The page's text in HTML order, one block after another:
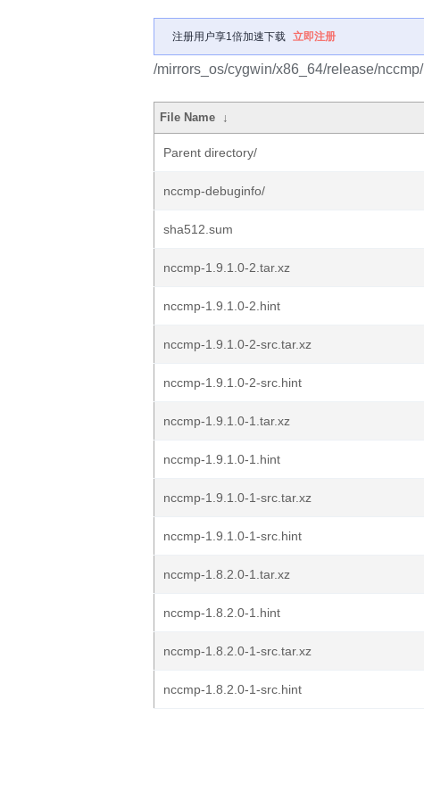
注册用户享1倍加速下载 立即注册
/mirrors_os/cygwin/x86_64/release/nccmp/
File Name ↓
Parent directory/
nccmp-debuginfo/
sha512.sum
nccmp-1.9.1.0-2.tar.xz
nccmp-1.9.1.0-2.hint
nccmp-1.9.1.0-2-src.tar.xz
nccmp-1.9.1.0-2-src.hint
nccmp-1.9.1.0-1.tar.xz
nccmp-1.9.1.0-1.hint
nccmp-1.9.1.0-1-src.tar.xz
nccmp-1.9.1.0-1-src.hint
nccmp-1.8.2.0-1.tar.xz
nccmp-1.8.2.0-1.hint
nccmp-1.8.2.0-1-src.tar.xz
nccmp-1.8.2.0-1-src.hint